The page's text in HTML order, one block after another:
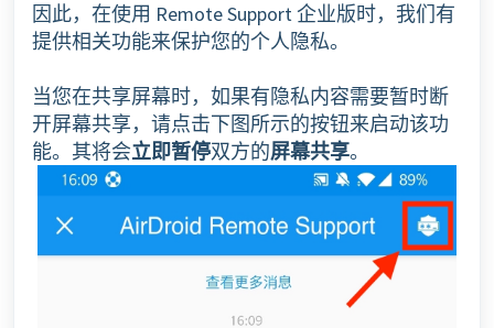
因此，在使用 Remote Support 企业版时，我们有
提供相关功能来保护您的个人隐私。
当您在共享屏幕时，如果有隐私内容需要暂时断
开屏幕共享， 请点击下图所示的按钮来启动该功
能。其将会立即暂停双方的屏幕共享。